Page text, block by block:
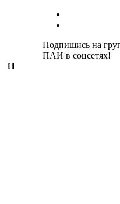
Подпишись на
ПАИ в соцсетях!